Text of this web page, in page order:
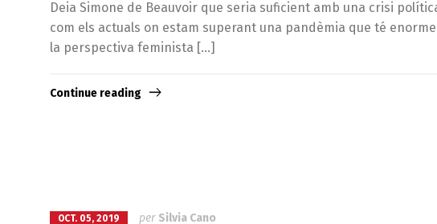
Deia Simone de Beauvoir que seria suficient amb una crisi
com els actuals on estam superant una pandèmia que té
la perspectiva feminista […]
Continue reading
OCT. 05, 2019 per Silvia Cano